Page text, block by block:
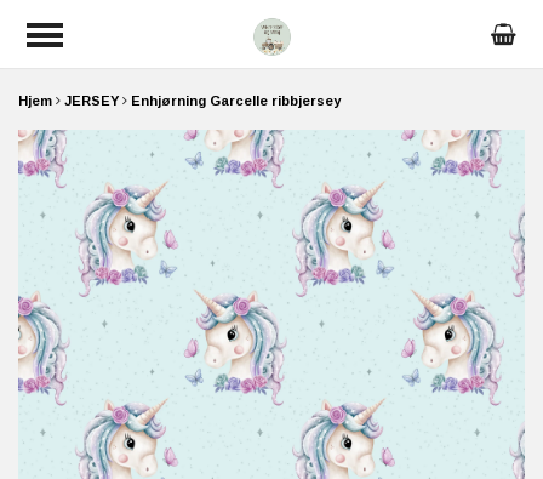
Hjem JERSEY Enhjørning Garcelle ribbjersey